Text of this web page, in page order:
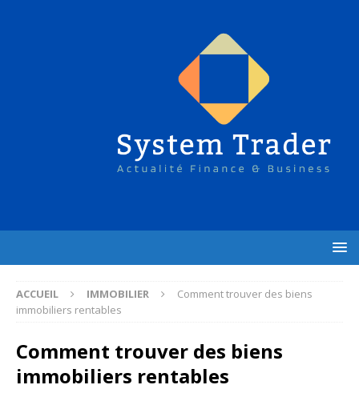
ACCUEIL IMMOBILIER
Comment trouver des biens
immobiliers rentables
Comment trouver des biens
immobiliers rentables